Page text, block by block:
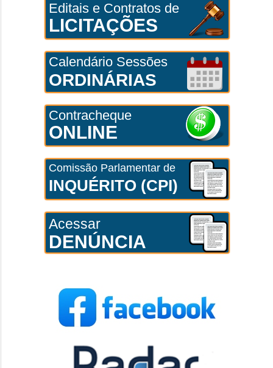
Editais e Contratos de
LICITAÇÕES
Calendário Sessões
ORDINÁRIAS
Contracheque
ONLINE
Comissão Parlamentar de
INQUÉRITO (CPI)
Acessar
DENÚNCIA